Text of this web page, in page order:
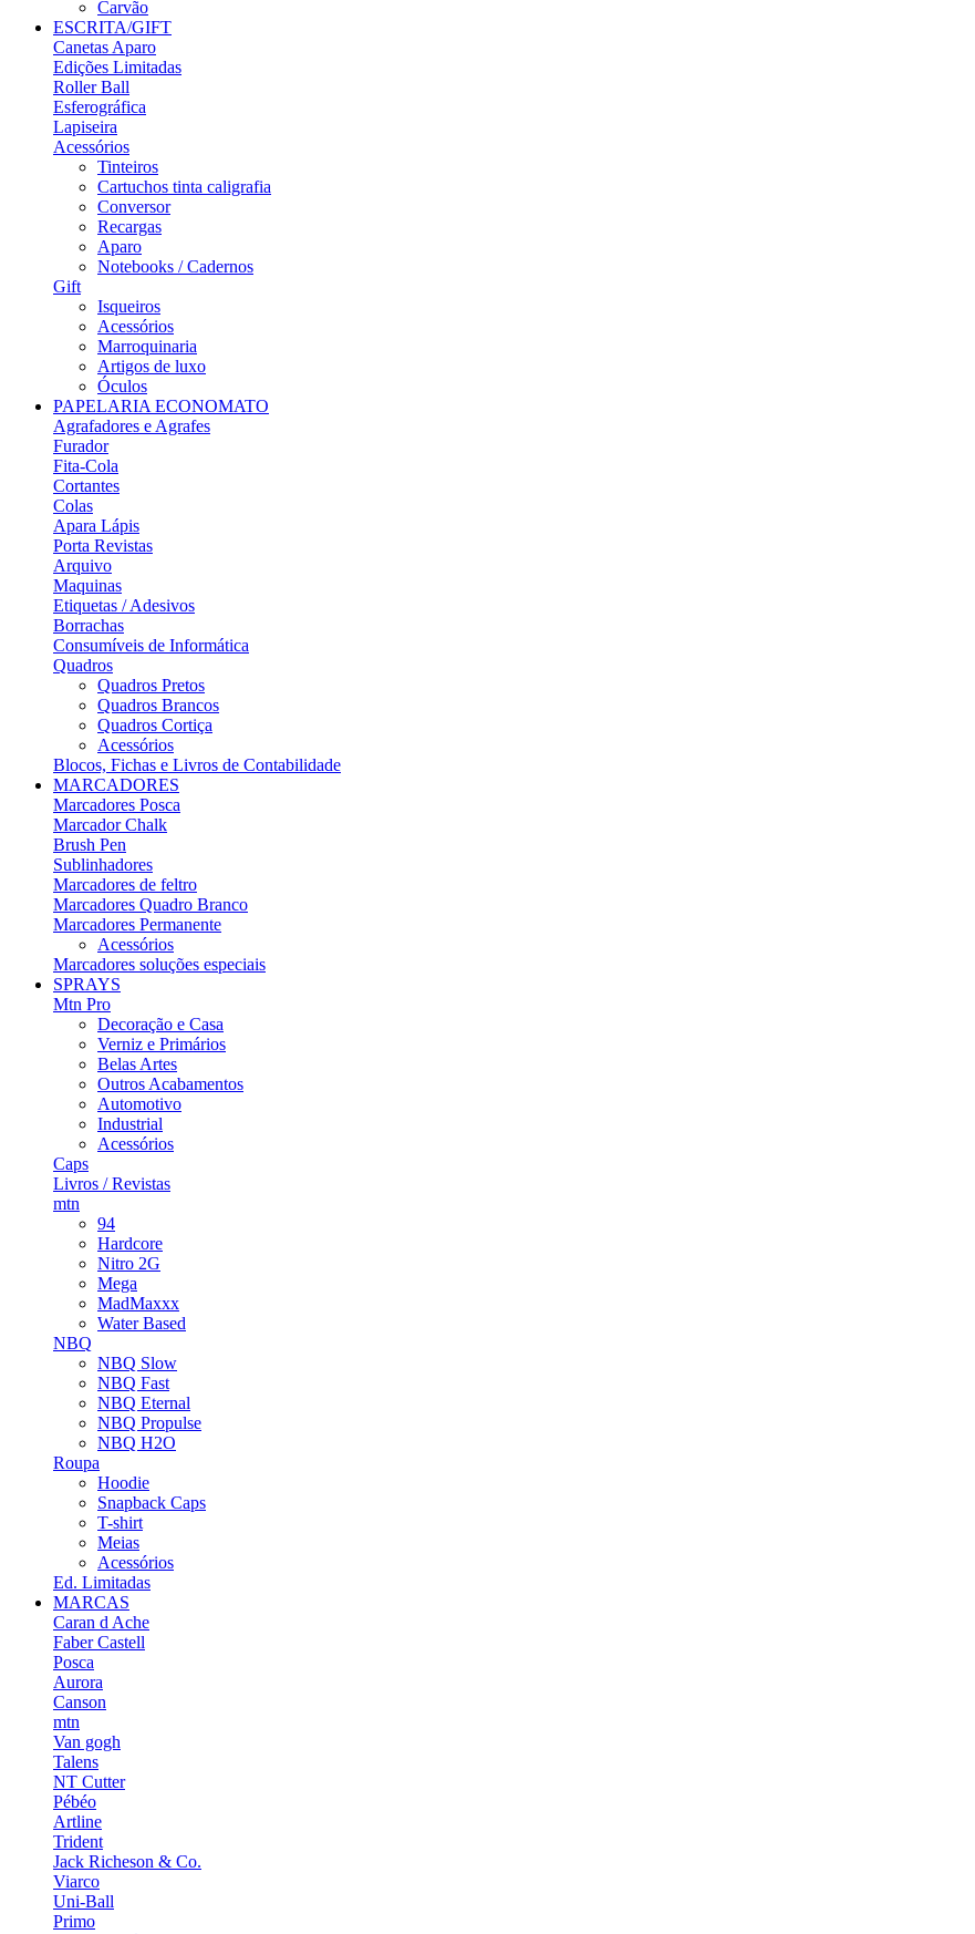
Carvão
ESCRITA/GIFT
Canetas Aparo
Edições Limitadas
Roller Ball
Esferográfica
Lapiseira
Acessórios
Tinteiros
Cartuchos tinta caligrafia
Conversor
Recargas
Aparo
Notebooks / Cadernos
Gift
Isqueiros
Acessórios
Marroquinaria
Artigos de luxo
Óculos
PAPELARIA ECONOMATO
Agrafadores e Agrafes
Furador
Fita-Cola
Cortantes
Colas
Apara Lápis
Porta Revistas
Arquivo
Maquinas
Etiquetas / Adesivos
Borrachas
Consumíveis de Informática
Quadros
Quadros Pretos
Quadros Brancos
Quadros Cortiça
Acessórios
Blocos, Fichas e Livros de Contabilidade
MARCADORES
Marcadores Posca
Marcador Chalk
Brush Pen
Sublinhadores
Marcadores de feltro
Marcadores Quadro Branco
Marcadores Permanente
Acessórios
Marcadores soluções especiais
SPRAYS
Mtn Pro
Decoração e Casa
Verniz e Primários
Belas Artes
Outros Acabamentos
Automotivo
Industrial
Acessórios
Caps
Livros / Revistas
mtn
94
Hardcore
Nitro 2G
Mega
MadMaxxx
Water Based
NBQ
NBQ Slow
NBQ Fast
NBQ Eternal
NBQ Propulse
NBQ H2O
Roupa
Hoodie
Snapback Caps
T-shirt
Meias
Acessórios
Ed. Limitadas
MARCAS
Caran d Ache
Faber Castell
Posca
Aurora
Canson
mtn
Van gogh
Talens
NT Cutter
Pébéo
Artline
Trident
Jack Richeson & Co.
Viarco
Uni-Ball
Primo